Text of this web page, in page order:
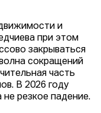
и
при этом
закрываться
сокращений
часть
В 2026 году
резкое падение.